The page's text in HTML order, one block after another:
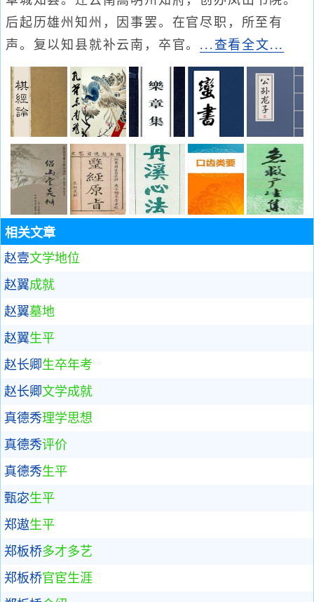
后起历雄州知州，因事罢。在官尽职，所至有
声。复以知县就补云南，卒官。 ...查看全文...
相关文章
赵壹文学地位
赵翼成就
赵翼墓地
赵翼生平
赵长卿生卒年考
赵长卿文学成就
真德秀理学思想
真德秀评价
真德秀生平
甄宓生平
郑遨生平
郑板桥多才多艺
郑板桥官宦生涯